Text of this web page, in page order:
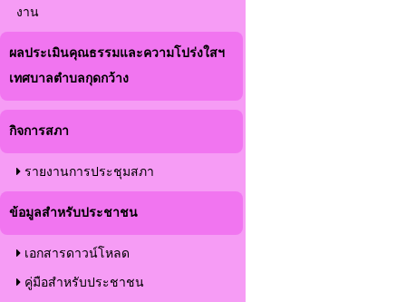
งาน
ผลประเมินคุณธรรมและความโปร่งใสฯ
เทศบาลตำบลกุดกว้าง
กิจการสภา
รายงานการประชุมสภา
ข้อมูลสำหรับประชาชน
เอกสารดาวน์โหลด
คู่มือสำหรับประชาชน